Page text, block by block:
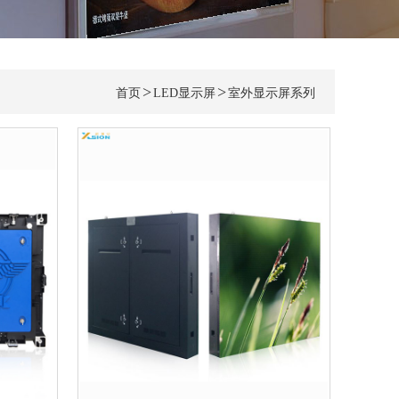
首页 >LED显示屏 >室外显示屏系列